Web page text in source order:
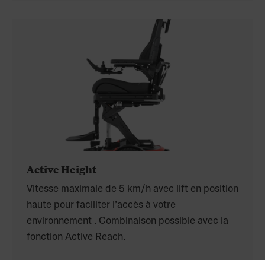
Active Height
Vitesse maximale de 5 km/h avec lift en position
haute pour faciliter l’accès à votre
environnement . Combinaison possible avec la
fonction Active Reach.